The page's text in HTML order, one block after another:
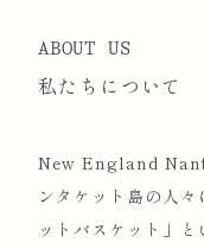
ABOUT US
私たちについて
New England
ンタケット島の人
ットバスケット」